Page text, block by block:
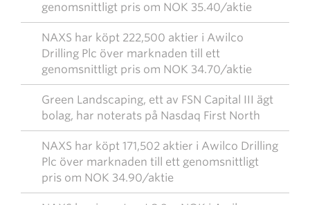
genomsnittligt pris om NOK 35.40/aktie
NAXS har köpt 222,500 aktier i Awilco
Drilling Plc över marknaden till ett
genomsnittligt pris om NOK 34.70/aktie
Green Landscaping, ett av FSN Capital III ägt
bolag, har noterats på Nasdaq First North
NAXS har köpt 171,502 aktier i Awilco Drilling
Plc över marknaden till ett genomsnittligt
pris om NOK 34.90/aktie